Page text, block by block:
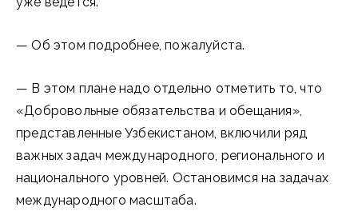
— Об этом подробнее, пожалуйста.
— В этом плане надо отдельно отметить то, что
«Добровольные обязательства и обещания»,
представленные Узбекистаном, включили ряд
важных задач международного, регионального и
национального уровней. Остановимся на задачах
между­народного масштаба.